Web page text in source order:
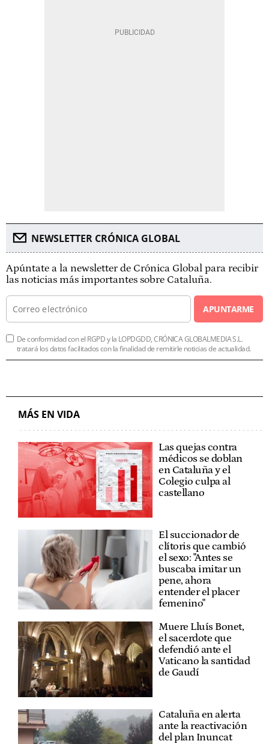
NEWSLETTER CRÓNICA GLOBAL
Apúntate a la newsletter de Crónica Global para recibir
las noticias más importantes sobre Cataluña.
APUNTARME
De conformidad con el RGPD y la LOPDGDD, CRÓNICA GLOBALMEDIA S.L.
tratará los datos facilitados con la finalidad de remitirle noticias de actualidad.
MÁS EN VIDA
Las quejas contra
médicos se doblan
en Cataluña y el
Colegio culpa al
castellano
El succionador de
clítoris que cambió
el sexo: "Antes se
buscaba imitar un
pene, ahora
entender el placer
femenino"
Muere Lluís Bonet,
el sacerdote que
defendió ante el
Vaticano la santidad
de Gaudí
Cataluña en alerta
ante la reactivación
del plan Inuncat